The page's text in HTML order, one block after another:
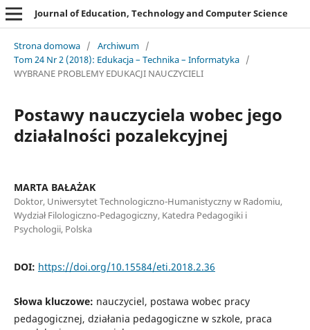
Journal of Education, Technology and Computer Science
Strona domowa / Archiwum /
Tom 24 Nr 2 (2018): Edukacja – Technika – Informatyka /
WYBRANE PROBLEMY EDUKACJI NAUCZYCIELI
Postawy nauczyciela wobec jego
działalności pozalekcyjnej
MARTA BAŁAŻAK
Doktor, Uniwersytet Technologiczno-Humanistyczny w Radomiu,
Wydział Filologiczno-Pedagogiczny, Katedra Pedagogiki i
Psychologii, Polska
DOI: https://doi.org/10.15584/eti.2018.2.36
Słowa kluczowe: nauczyciel, postawa wobec pracy
pedagogicznej, działania pedagogiczne w szkole, praca